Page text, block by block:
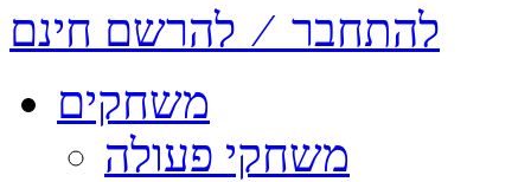
להתחבר ⁄ להרשם חינם
משחקים
משחקי פעולה